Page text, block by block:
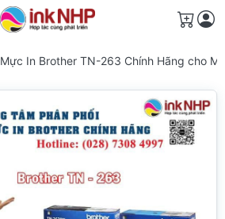
Giỏ
Mực In Brother TN-263 Chính Hãng cho